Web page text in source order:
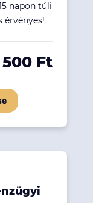
napon túli
érvényes!
Ft